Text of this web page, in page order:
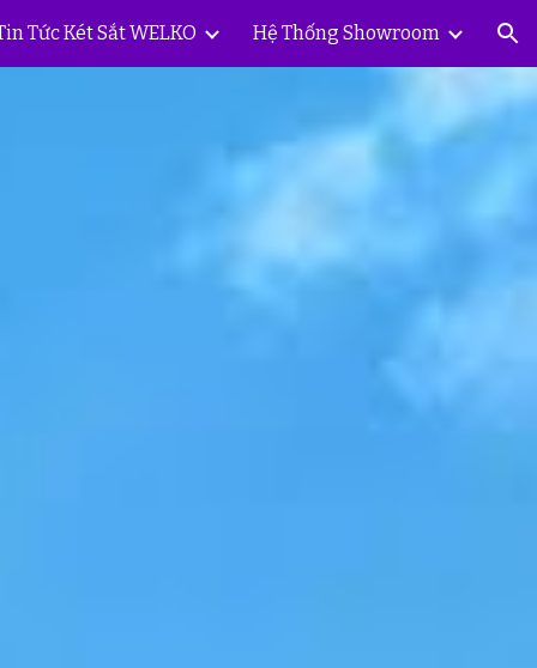
Tức Két Sắt WELKO Hệ Thống Showroom